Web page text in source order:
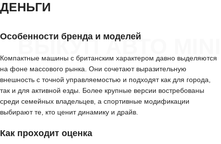
ВЫКУП АВТО MINI
ДЕНЬГИ
Особенности бренда и моделей
Компактные машины с британским характером давно выделяются
на фоне массового рынка. Они сочетают выразительную
внешность с точной управляемостью и подходят как для города,
так и для активной езды. Более крупные версии востребованы
среди семейных владельцев, а спортивные модификации
выбирают те, кто ценит динамику и драйв.
Как проходит оценка